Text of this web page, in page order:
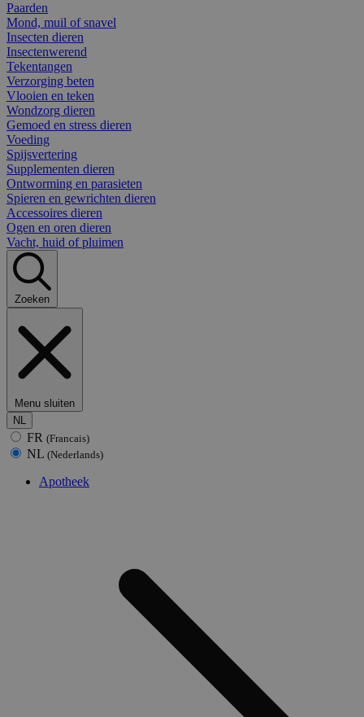
Paarden
Mond, muil of snavel
Insecten dieren
Insectenwerend
Tekentangen
Verzorging beten
Vlooien en teken
Wondzorg dieren
Gemoed en stress dieren
Voeding
Spijsvertering
Supplementen dieren
Ontworming en parasieten
Spieren en gewrichten dieren
Accessoires dieren
Ogen en oren dieren
Vacht, huid of pluimen
Zoeken
Menu sluiten
NL
FR (Francais)
NL (Nederlands)
Apotheek